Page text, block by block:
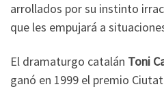
arrollados por su instinto
que les empujará a
El dramaturgo catalán Toni
ganó en 1999 el premio